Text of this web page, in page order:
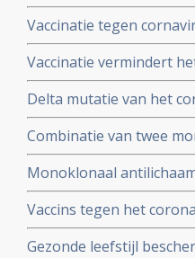
hun immuunsysteem
Vaccinatie tegen
immuunziektes en
Vaccinatie vermindert
immuniteit van een
keer. Dit toont groot
Delta mutatie van het
vs 4 procent) op
Combinatie van twee
COV) kan ernstig zieke
behoeden voor
Monoklonaal
overlijden bij patienten
vergelijking met placebo
Vaccins tegen het
kankerpatienten
Gezonde leefstijl